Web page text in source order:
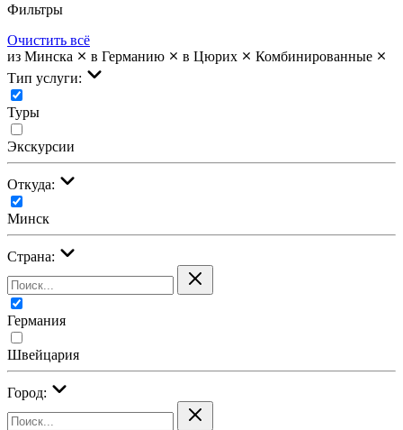
Фильтры
Очистить всё
из Минска
в Германию в Цюрих
Комбинированные
Тип услуги:
Туры
Экскурсии
Откуда:
Минск
Страна:
Германия
Швейцария
Город: